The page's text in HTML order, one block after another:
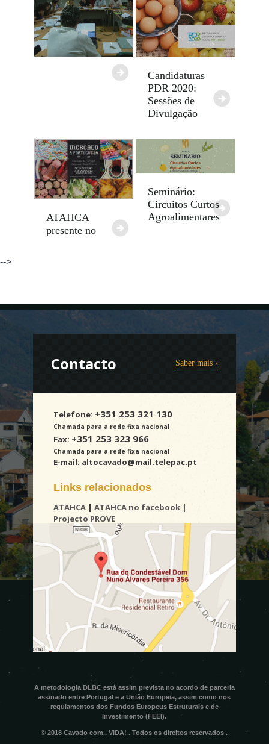
Candidaturas
PDR 2020:
Sessões de
Divulgação
ATAHCA
presente no
Seminário:
Circuitos Curtos
Agroalimentares
-->
Contacto Saber mais ›
Telefone: +351 253 321 130
Chamada para a rede fixa nacional
Fax: +351 253 323 966
Chamada para a rede fixa nacional
E-mail: altocavado@mail.telepac.pt
Links relacionados
ATAHCA| ATAHCA no facebook|
Projecto PROVE
Programa de Desenvolvimento Rural
Portugal 2020 - Acordo de Parceria e
Fundos Comunitários
A metodologia DLBC está assim prevista no acordo de parceria
assinado entre Portugal e a União Europeia, assim como nos
regulamentos dos Fundos Europeus Estruturais e de
Investimento (FEEI).
© 2018 Cavado com.. VIDA! . Todos os direitos reservados .